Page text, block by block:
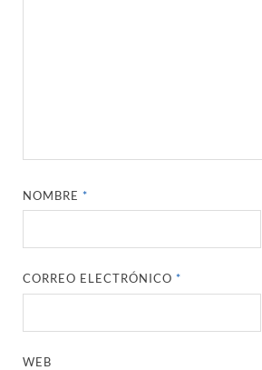
NOMBRE*
CORREO ELECTRÓNICO*
WEB